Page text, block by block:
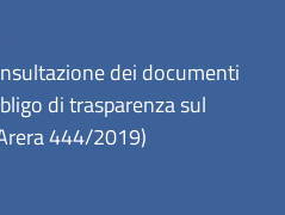
dei documenti
di trasparenza sul
444/2019)